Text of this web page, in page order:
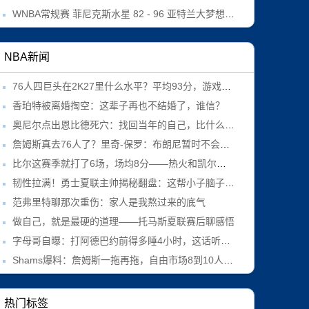
WNBA常规赛 菲尼克斯水星 82 - 96 亚特兰大梦想 全场集锦
NBA新闻
76人四巨头在2K27里什么水平？平均93分，游戏里横着走
香珀特被离婚掏空：这辈子再也不结婚了，谁信？
奥尼尔点出恩比德死穴：找回当年的自己，比什么都重要
詹姆斯真去76人了？里奇-保罗：布朗尼暂时不会跟过去
比尔这赛季就打了6场，场均8分——热火和凯尔特人真敢接盘？
韧性拉满！勇士夏联主帅揭秘翻盘：这帮小子脑子里只有战术
范弗里特聊那次重伤：家人是我熬过来的底气
做自己，就是最硬的道理——托马斯夏联赛后聊感悟
字母哥自曝：打阿德巴约前得多睡4小时，这话听着像玩笑
Shams爆料：詹姆斯一拖再拖，自由市场8到10人干等
热门标签